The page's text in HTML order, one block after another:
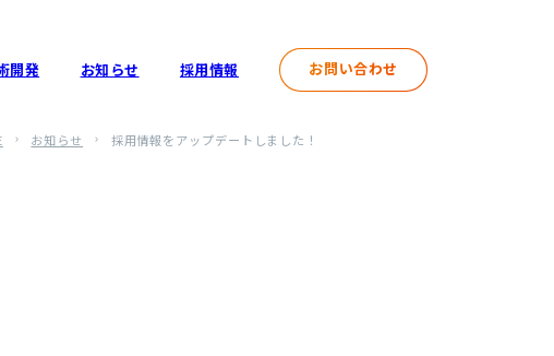
開発 お知らせ 採用情報 お問い合わせ
お知らせ 採用情報をアップデートしました！